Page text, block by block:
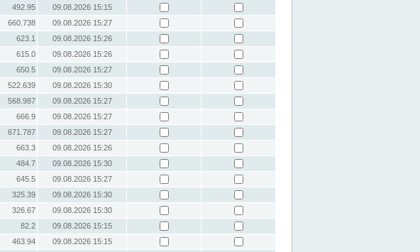
492.95
09.08.2026 15:15
660.738
09.08.2026 15:27
623.1
09.08.2026 15:26
615.0
09.08.2026 15:26
650.5
09.08.2026 15:27
522.639
09.08.2026 15:30
568.987
09.08.2026 15:27
666.9
09.08.2026 15:27
671.787
09.08.2026 15:27
663.3
09.08.2026 15:26
484.7
09.08.2026 15:30
645.5
09.08.2026 15:27
325.39
09.08.2026 15:30
326.67
09.08.2026 15:30
82.2
09.08.2026 15:15
463.94
09.08.2026 15:15